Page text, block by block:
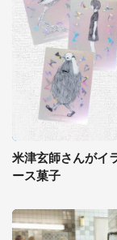
米津玄師さんがイ
ース菓子